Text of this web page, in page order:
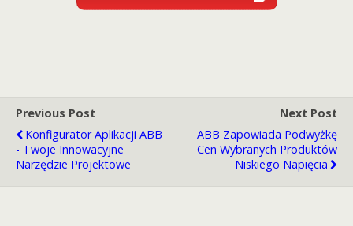
Previous Post
Konfigurator Aplikacji ABB
- Twoje Innowacyjne
Narzędzie Projektowe
Next Post
ABB Zapowiada Podwyżkę
Cen Wybranych Produktów
Niskiego Napięcia